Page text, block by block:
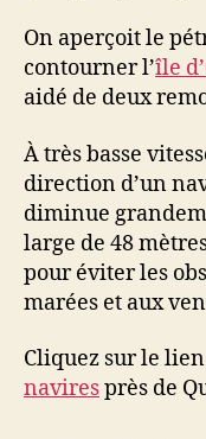
On aperçoit le
contourner l’île
aidé de deux
À très basse
direction d’un
diminue
large de 48
pour éviter les
marées et aux
Cliquez sur le
naviresprès de